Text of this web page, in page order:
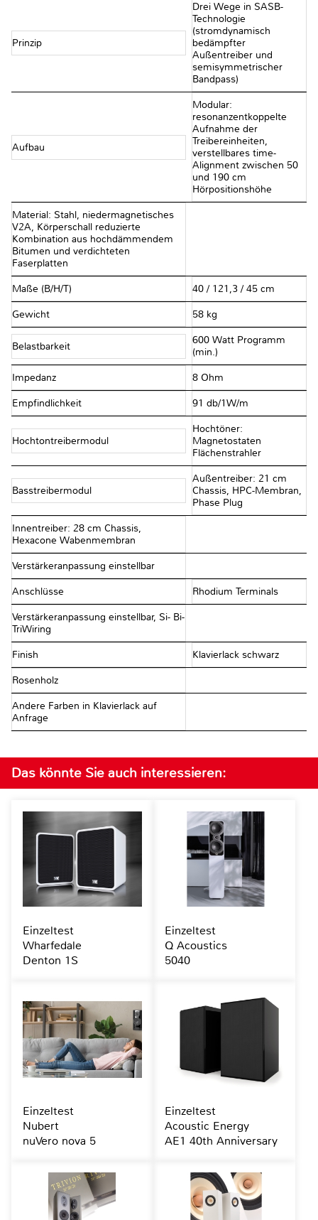
Prinzip
Drei Wege in SASB-
Technologie
(stromdynamisch
bedämpfter
Außentreiber und
semisymmetrischer
Bandpass)
Aufbau
Modular:
resonanzentkoppelte
Aufnahme der
Treibereinheiten,
verstellbares time-
Alignment zwischen 50
und 190 cm
Hörpositionshöhe
Material: Stahl, niedermagnetisches
V2A, Körperschall reduzierte
Kombination aus hochdämmendem
Bitumen und verdichteten
Faserplatten
Maße (B/H/T) 40 / 121,3 / 45 cm
Gewicht 58 kg
Belastbarkeit
600 Watt Programm
(min.)
Impedanz 8 Ohm
Empfindlichkeit 91 db/1W/m
Hochtontreibermodul
Hochtöner:
Magnetostaten
Flächenstrahler
Basstreibermodul
Außentreiber: 21 cm
Chassis, HPC-Membran,
Phase Plug
Innentreiber: 28 cm Chassis,
Hexacone Wabenmembran
Verstärkeranpassung einstellbar
Anschlüsse Rhodium Terminals
Verstärkeranpassung einstellbar, Si- Bi-
TriWiring
Finish Klavierlack schwarz
Rosenholz
Andere Farben in Klavierlack auf
Anfrage
Das könnte Sie auch interessieren:
Einzeltest
Wharfedale
Denton 1S
Einzeltest
Q Acoustics
5040
Einzeltest
Nubert
nuVero nova 5
Einzeltest
Acoustic Energy
AE1 40th Anniversary